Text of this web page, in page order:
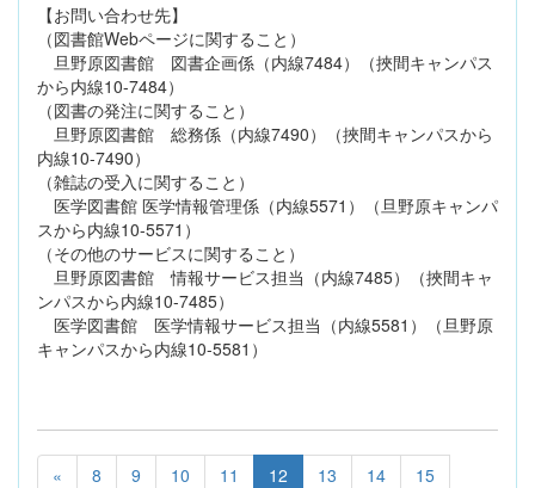
【お問い合わせ先】
（図書館Webページに関すること）
旦野原図書館 図書企画係（内線7484）（挾間キャンパス
から内線10-7484）
（図書の発注に関すること）
旦野原図書館 総務係（内線7490）（挾間キャンパスから
内線10-7490）
（雑誌の受入に関すること）
医学図書館 医学情報管理係（内線5571）（旦野原キャンパ
スから内線10-5571）
（その他のサービスに関すること）
旦野原図書館 情報サービス担当（内線7485）（挾間キャ
ンパスから内線10-7485）
医学図書館 医学情報サービス担当（内線5581）（旦野原
キャンパスから内線10-5581）
« 8 9 10 11 12 13 14
15